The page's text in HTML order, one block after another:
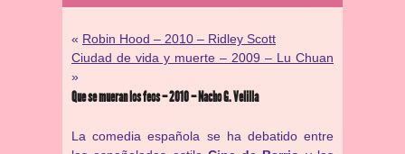
« Robin Hood – 2010 – Ridley Scott
Ciudad de vida y muerte – 2009 – Lu Chuan
»
Que se mueran los feos – 2010 – Nacho G. Velilla
La comedia española se ha debatido entre